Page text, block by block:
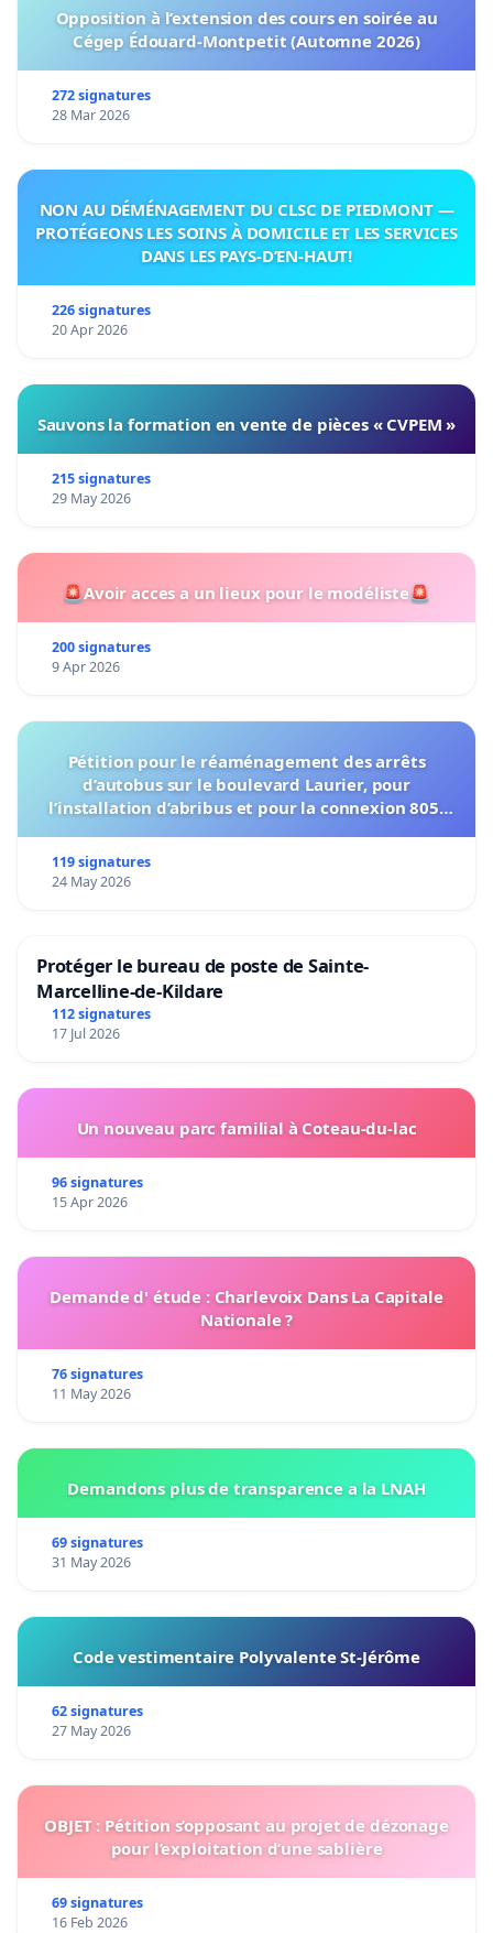
Opposition à l’extension des cours en soirée au
Cégep Édouard-Montpetit (Automne 2026)
272 signatures
28 Mar 2026
NON AU DÉMÉNAGEMENT DU CLSC DE PIEDMONT —
PROTÉGEONS LES SOINS À DOMICILE ET LES SERVICES
DANS LES PAYS-D’EN-HAUT!
226 signatures
20 Apr 2026
Sauvons la formation en vente de pièces « CVPEM »
215 signatures
29 May 2026
🚨Avoir acces a un lieux pour le modéliste🚨
200 signatures
9 Apr 2026
Pétition pour le réaménagement des arrêts
d’autobus sur le boulevard Laurier, pour
l’installation d’abribus et pour la connexion 805-
119 signatures
24 May 2026
Protéger le bureau de poste de Sainte-
Marcelline-de-Kildare
112 signatures
17 Jul 2026
Un nouveau parc familial à Coteau-du-lac
96 signatures
15 Apr 2026
Demande d' étude : Charlevoix Dans La Capitale
Nationale ?
76 signatures
11 May 2026
Demandons plus de transparence a la LNAH
69 signatures
31 May 2026
Code vestimentaire Polyvalente St-Jérôme
62 signatures
27 May 2026
OBJET : Pétition s’opposant au projet de dézonage
pour l’exploitation d’une sablière
69 signatures
16 Feb 2026